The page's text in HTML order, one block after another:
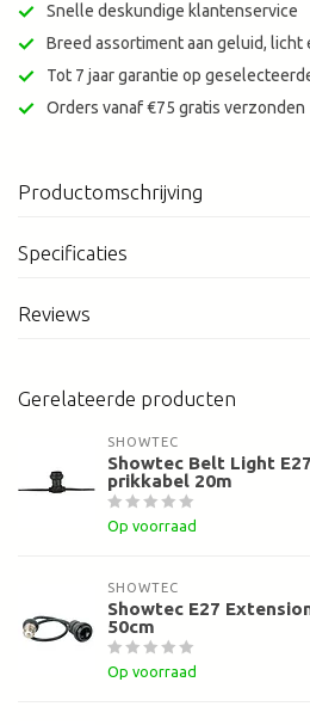
Snelle deskundige klantenservice
Breed assortiment aan geluid, licht
Tot 7 jaar garantie op
Orders vanaf €75 gratis verzonden
Productomschrijving
Specificaties
Reviews
Gerelateerde producten
SHOWTEC
Showtec Belt Light E27
prikkabel 20m
Op voorraad
SHOWTEC
Showtec E27
50cm
Op voorraad